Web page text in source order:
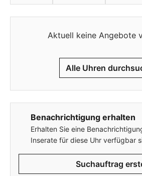
Aktuell keine Angebote
Alle Uhren
Benachrichtigung erhalten
Erhalten Sie eine
Inserate für diese Uhr verfügbar
Suchauftrag